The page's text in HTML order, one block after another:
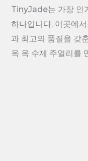
TinyJade는 가장 인
하나입니다. 이곳에
과 최고의 품질을 갖
옥 옥 수제 주얼리를